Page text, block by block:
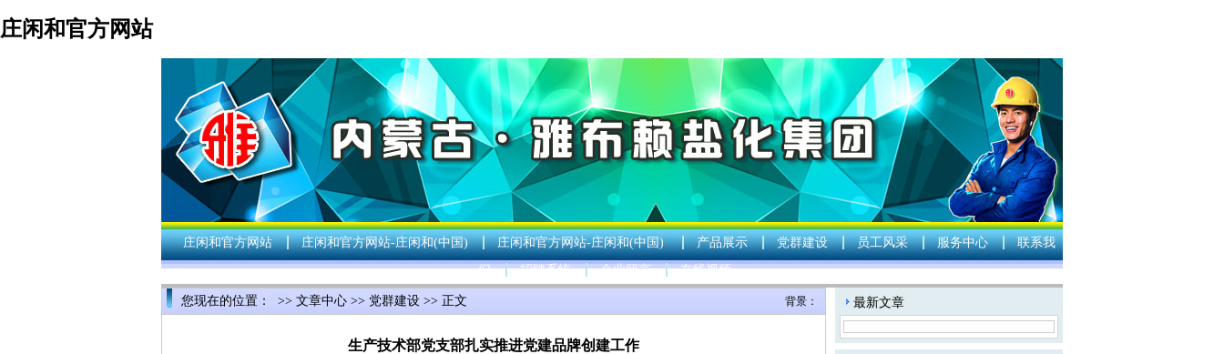
庄闲和官方网站
庄闲和官方网站 庄闲和官方网站-庄闲和(中国) 庄闲和官方网站-庄闲和(中国) 产品展示 党群建设 员工风采 服务中心
联系我
们
招聘系统 企业留言 在线视频
背景：
您现在的位置： >> 文章中心 >> 党群建设 >> 正文
生产技术部党支部扎实推进党建品牌创建工作
最新文章